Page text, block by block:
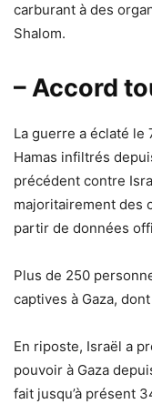
carburant à des
Shalom.
– Accord
La guerre a éclaté le
Hamas infiltrés
précédent contre
majoritairement des
partir de données
Plus de 250
captives à Gaza,
En riposte, Israël a
pouvoir à Gaza
fait jusqu’à présent